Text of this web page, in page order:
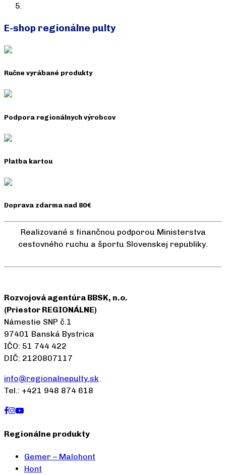
E-shop regionálne pulty
Ručne vyrábané produkty
Podpora regionálnych výrobcov
Platba kartou
Doprava zdarma nad 80€
Realizované s finančnou podporou Ministerstva
cestovného ruchu a športu Slovenskej republiky.
Rozvojová agentúra BBSK, n.o.
(Priestor REGIONÁLNE)
Námestie SNP č.1
97401 Banská Bystrica
IČO: 51 744 422
DIČ: 2120807117
info@regionalnepulty.sk
Tel.: +421 948 874 618
Regionálne produkty
Gemer – Malohont
Hont